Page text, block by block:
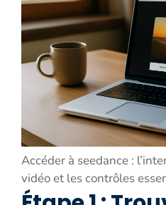
Accéder à seedance :
vidéo et les contrôles